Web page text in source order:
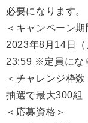
必要になります。
＜キャンペーン期
2023年8月14日
23:59 ※定員にな
＜チャレンジ枠数
抽選で最大300組
＜応募資格＞